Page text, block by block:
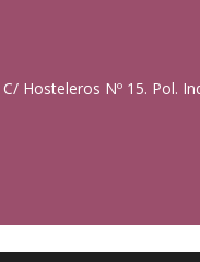
C/ Hosteleros Nº 15. Pol.
los derechos